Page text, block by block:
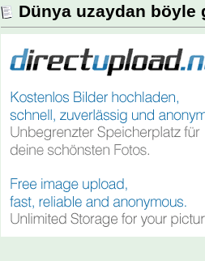
Dünya uzaydan böyle